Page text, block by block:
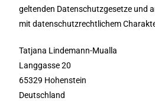
geltenden Datenschutzgesetze und
mit datenschutzrechtlichem
Tatjana Lindemann-Mualla
Langgasse 20
65329 Hohenstein
Deutschland